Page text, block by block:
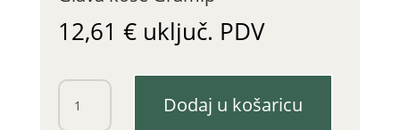
12,61 € uključ. PDV
Glava
kose
Dodaj u košaricu